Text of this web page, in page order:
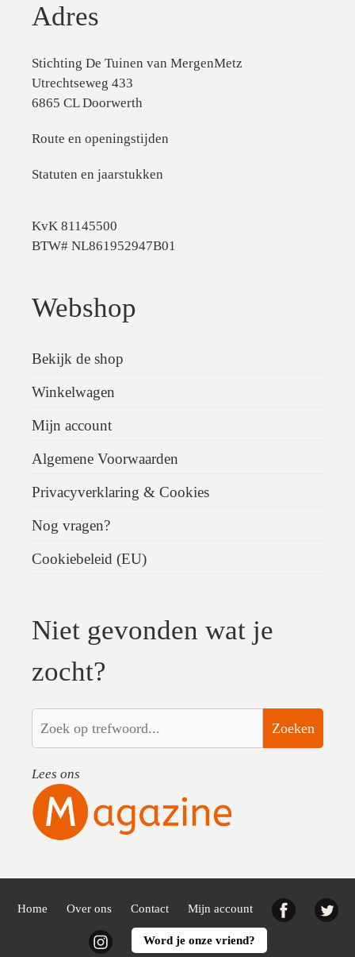
Adres
Stichting De Tuinen van MergenMetz
Utrechtseweg 433
6865 CL Doorwerth
Route en openingstijden
Statuten en jaarstukken
KvK 81145500
BTW# NL861952947B01
Webshop
Bekijk de shop
Winkelwagen
Mijn account
Algemene Voorwaarden
Privacyverklaring & Cookies
Nog vragen?
Cookiebeleid (EU)
Niet gevonden wat je
zocht?
Zoeken
Lees ons
Home Over ons Contact Mijn account Facebook
InstagramWord je onze vriend?